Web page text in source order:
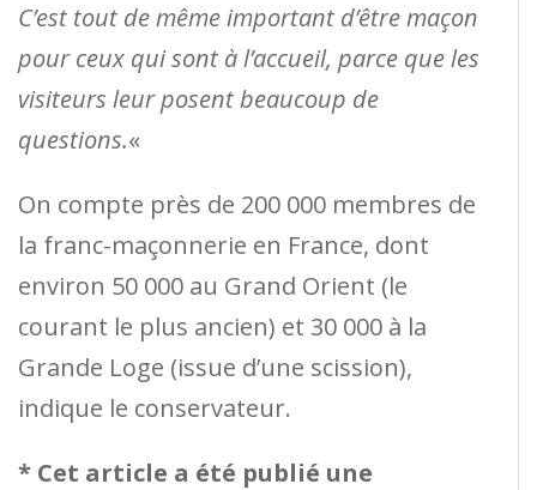
C’est tout de même important d’être maçon
pour ceux qui sont à l’accueil, parce que les
visiteurs leur posent beaucoup de
questions.«
On compte près de 200 000 membres de
la franc-maçonnerie en France, dont
environ 50 000 au Grand Orient (le
courant le plus ancien) et 30 000 à la
Grande Loge (issue d’une scission),
indique le conservateur.
* Cet article a été publié une